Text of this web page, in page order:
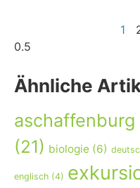
1
Ähnliche
aschaffenburg
(21) biologie (6)
englisch (4)